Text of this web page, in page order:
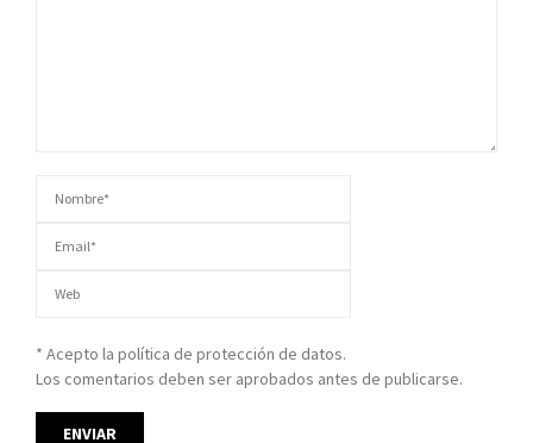
* Acepto la política de protección de datos.
Los comentarios deben ser aprobados antes de publicarse.